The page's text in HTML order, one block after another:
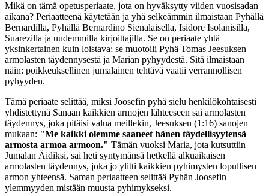
Mikä on tämä opetusperiaate, jota on hyväksytty viiden vuosisadan
aikana? Periaatteenä käytetään ja yhä selkeämmin ilmaistaan Pyhällä
Bernardilla, Pyhällä Bernardino Sienalaisella, Isidore Isolanisilla,
Suarezilla ja uudemmilla kirjoittajilla. Se on periaate yhtä
yksinkertainen kuin loistava; se muotoili Pyhä Tomas Jeesuksen
armolasten täydennysestä ja Marian pyhyydestä. Sitä ilmaistaan
näin: poikkeuksellinen jumalainen tehtävä vaatii verrannollisen
pyhyyden.
Tämä periaate selittää, miksi Joosefin pyhä sielu henkilökohtaisesti
yhdistettynä Sanaan kaikkien armojen lähteeseen sai armolasten
täydennys, joka pitäisi valua meillekin, Jeesuksen (1:16) sanojen
mukaan: "Me kaikki olemme saaneet hänen täydellisyytensä
armosta armoa armoon." Tämän vuoksi Maria, jota kutsuttiin
Jumalan Äidiksi, sai heti syntymänsä hetkellä alkuaikaisen
armolasten täydennys, joka jo ylitti kaikkien pyhimysten lopullisen
armon yhteensä. Saman periaatteen selittää Pyhän Joosefin
ylemmyyden mistään muusta pyhimykseksi.